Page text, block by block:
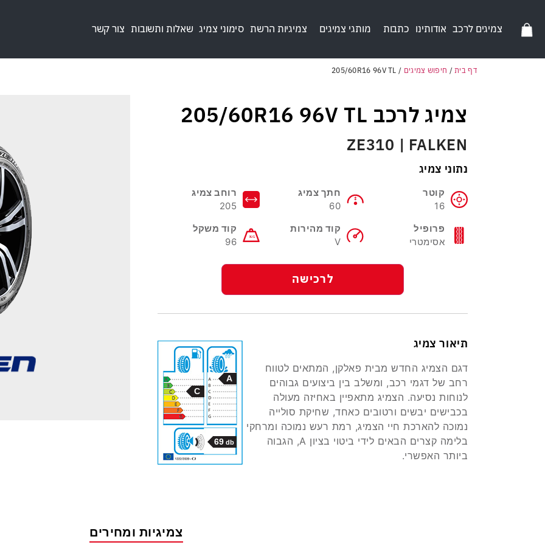
צמיגים לרכב אודותינו כתבות מותגי צמיגים צמיגיות הרשת סימוני צמיג שאלות ותשובות צור קשר
דף בית/ חיפוש צמיגים /
205/60R16 96V TL
צמיג לרכב 205/60R16 96V TL
ZE310 | FALKEN
נתוני צמיג
קוטר
16
חתך צמיג
60
רוחב צמיג
205
פרופיל
אסימטרי
קוד מהירות
V
קוד משקל
96
לרכישה
תיאור צמיג
דגם הצמיג החדש מבית פאלקן, המתאים לטווח
רחב של דגמי רכב, ומשלב בין ביצועים גבוהים
לנוחות נסיעה. הצמיג מתאפיין באחיזה מעולה
בכבישים יבשים ורטובים כאחד, שחיקת סולייה
נמוכה להארכת חיי הצמיג, רמת רעש נמוכה ומרחקי
בלימה קצרים הבאים לידי ביטוי בציון A, הגבוה
ביותר האפשרי.
C
A
69 db
צמיגיות ומחירים